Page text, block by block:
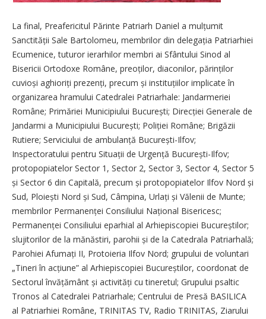
La final, Preafericitul Părinte Patriarh Daniel a mulțumit
Sanctității Sale Bartolomeu, membrilor din delegația Patriarhiei
Ecumenice, tuturor ierarhilor membri ai Sfântului Sinod al
Bisericii Ortodoxe Române, preoților, diaconilor, părin­ților
cuvioși aghioriți prezenți, precum și instituțiilor implicate în
organizarea hramului Catedralei Patriarhale: Jandarmeriei
Române; Primăriei Municipiului București; Direcției Generale de
Jandarmi a Municipiului București; Poliției Române; Brigăzii
Rutiere; Serviciului de ambulanță București-Ilfov;
Inspectoratului pentru Situații de Urgență București-Ilfov;
protopopiatelor Sector 1, Sector 2, Sector 3, Sector 4, Sector 5
și Sector 6 din Capitală, precum și protopopiatelor Ilfov Nord și
Sud, Ploiești Nord și Sud, Câmpina, Urlați și Vălenii de Munte;
membrilor Permanenței Consiliului Național Bisericesc;
Permanenței Consiliului eparhial al Arhiepiscopiei Bucureștilor;
slujitorilor de la mănăstiri, parohii și de la Catedrala Patriarhală;
Parohiei Afumați II, Protoieria Ilfov Nord; grupului de voluntari
„Tineri în acțiune” al Arhiepiscopiei Bu­cureș­tilor, coordonat de
Sectorul învățământ și activități cu tineretul; Grupului psaltic
Tronos al Catedralei Patriarhale; Centrului de Presă BASILICA
al Patriarhiei Române, TRINITAS TV, Radio TRINITAS, Ziarului